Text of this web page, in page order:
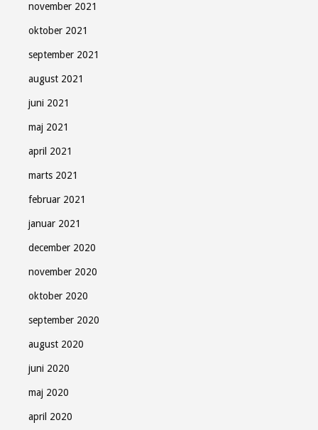
november 2021
oktober 2021
september 2021
august 2021
juni 2021
maj 2021
april 2021
marts 2021
februar 2021
januar 2021
december 2020
november 2020
oktober 2020
september 2020
august 2020
juni 2020
maj 2020
april 2020